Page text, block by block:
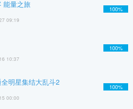
能量之旅
09:19
100%
10:37
100%
明星集结大乱斗2
00:00
100%